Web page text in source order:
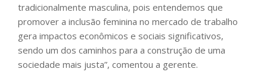
tradicionalmente masculina, pois entendemos que
promover a inclusão feminina no mercado de trabalho
gera impactos econômicos e sociais significativos,
sendo um dos caminhos para a construção de uma
sociedade mais justa”, comentou a gerente.